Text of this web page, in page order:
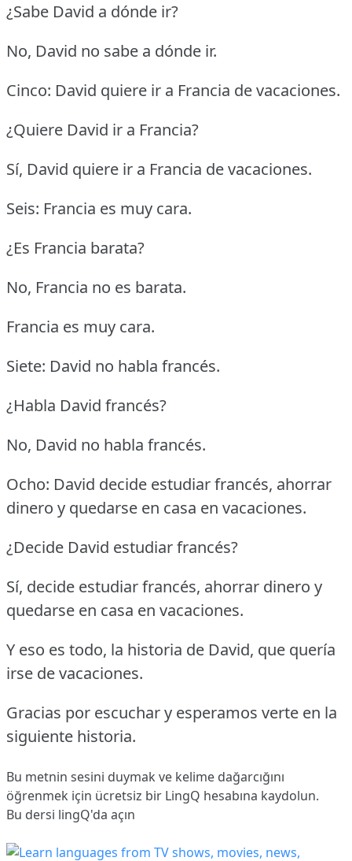
¿Sabe David a dónde ir?
No, David no sabe a dónde ir.
Cinco: David quiere ir a Francia de vacaciones.
¿Quiere David ir a Francia?
Sí, David quiere ir a Francia de vacaciones.
Seis: Francia es muy cara.
¿Es Francia barata?
No, Francia no es barata.
Francia es muy cara.
Siete: David no habla francés.
¿Habla David francés?
No, David no habla francés.
Ocho: David decide estudiar francés, ahorrar
dinero y quedarse en casa en vacaciones.
¿Decide David estudiar francés?
Sí, decide estudiar francés, ahorrar dinero y
quedarse en casa en vacaciones.
Y eso es todo, la historia de David, que quería
irse de vacaciones.
Gracias por escuchar y esperamos verte en la
siguiente historia.
Bu metnin sesini duymak ve kelime dağarcığını
öğrenmek için ücretsiz bir LingQ hesabına kaydolun.
Bu dersi lingQ'da açın